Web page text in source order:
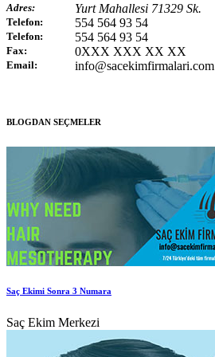
Adres: Yurt Mahallesi 71329 Sk.
Telefon: 554 564 93 54
Telefon: 554 564 93 54
Fax: 0XXX XXX XX XX
Email: info@sacekimfirmalari.com
BLOGDAN SEÇMELER
Saç Ekimi Sonra 3 Numara
Saç Ekim Merkezi